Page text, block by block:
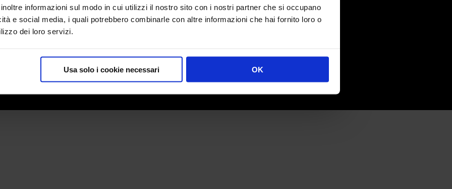
informazioni sul modo in cui utilizzi il nostro sito con i nostri partner che si occupano
e social media, i quali potrebbero combinarle con altre informazioni che hai fornito loro o
dei loro servizi.
Usa solo i cookie necessari OK
Lainate MI
Stand Modulari
Roll Up
20045 Lainate MI